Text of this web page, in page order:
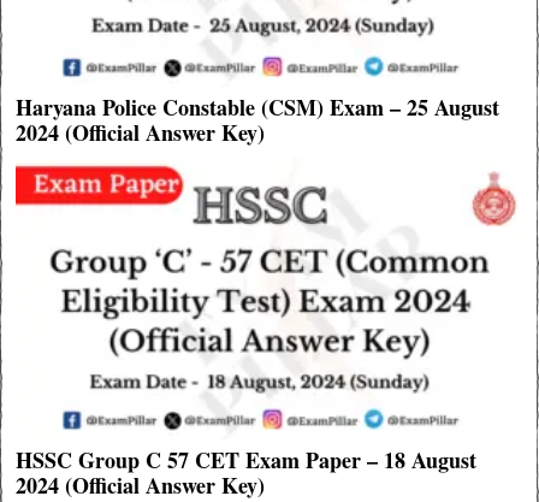
Haryana Police Constable (CSM) Exam – 25 August
2024 (Official Answer Key)
HSSC Group C 57 CET Exam Paper – 18 August
2024 (Official Answer Key)